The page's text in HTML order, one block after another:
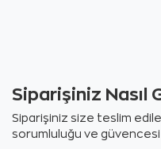
Siparişiniz Nasıl
Siparişiniz size teslim
sorumluluğu ve güvencesi